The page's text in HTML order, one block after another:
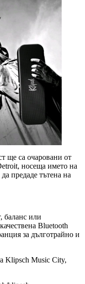
ще са очаровани от
носеща името на
предаде тътена на
баланс или
Bluetooth
за дълготрайно и
Klipsch Music City,